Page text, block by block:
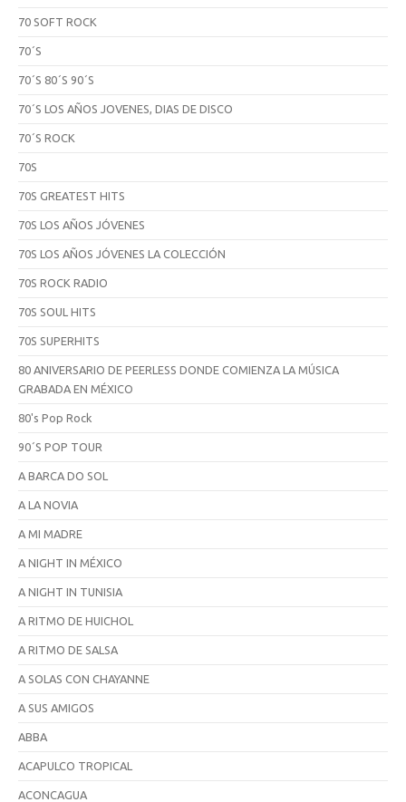
70 SOFT ROCK
70´S
70´S 80´S 90´S
70´S LOS AÑOS JOVENES, DIAS DE DISCO
70´S ROCK
70S
70S GREATEST HITS
70S LOS AÑOS JÓVENES
70S LOS AÑOS JÓVENES LA COLECCIÓN
70S ROCK RADIO
70S SOUL HITS
70S SUPERHITS
80 ANIVERSARIO DE PEERLESS DONDE COMIENZA LA MÚSICA
GRABADA EN MÉXICO
80's Pop Rock
90´S POP TOUR
A BARCA DO SOL
A LA NOVIA
A MI MADRE
A NIGHT IN MÉXICO
A NIGHT IN TUNISIA
A RITMO DE HUICHOL
A RITMO DE SALSA
A SOLAS CON CHAYANNE
A SUS AMIGOS
ABBA
ACAPULCO TROPICAL
ACONCAGUA